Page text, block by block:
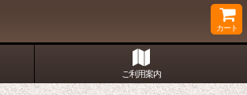
カート
ご利用案内